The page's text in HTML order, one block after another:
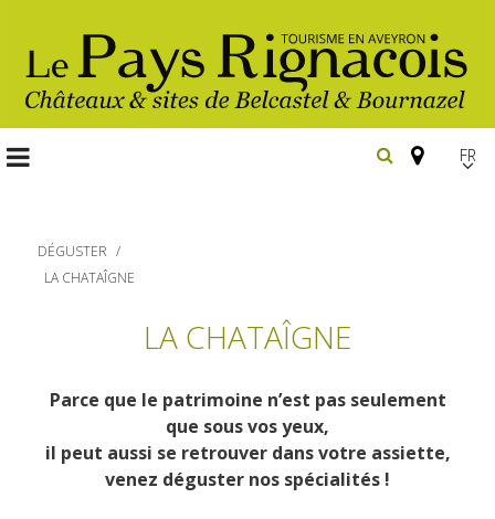
FR
Belcastel, village et château
Bournazel, village et château
Les sites naturels
Randonnée
En vélo, à vtt
Gîtes et locations
DÉGUSTER
LA CHATAÎGNE
LA CHATAÎGNE
Parce que le patrimoine n’est pas seulement
que sous vos yeux,
il peut aussi se retrouver dans votre assiette,
venez déguster nos spécialités !